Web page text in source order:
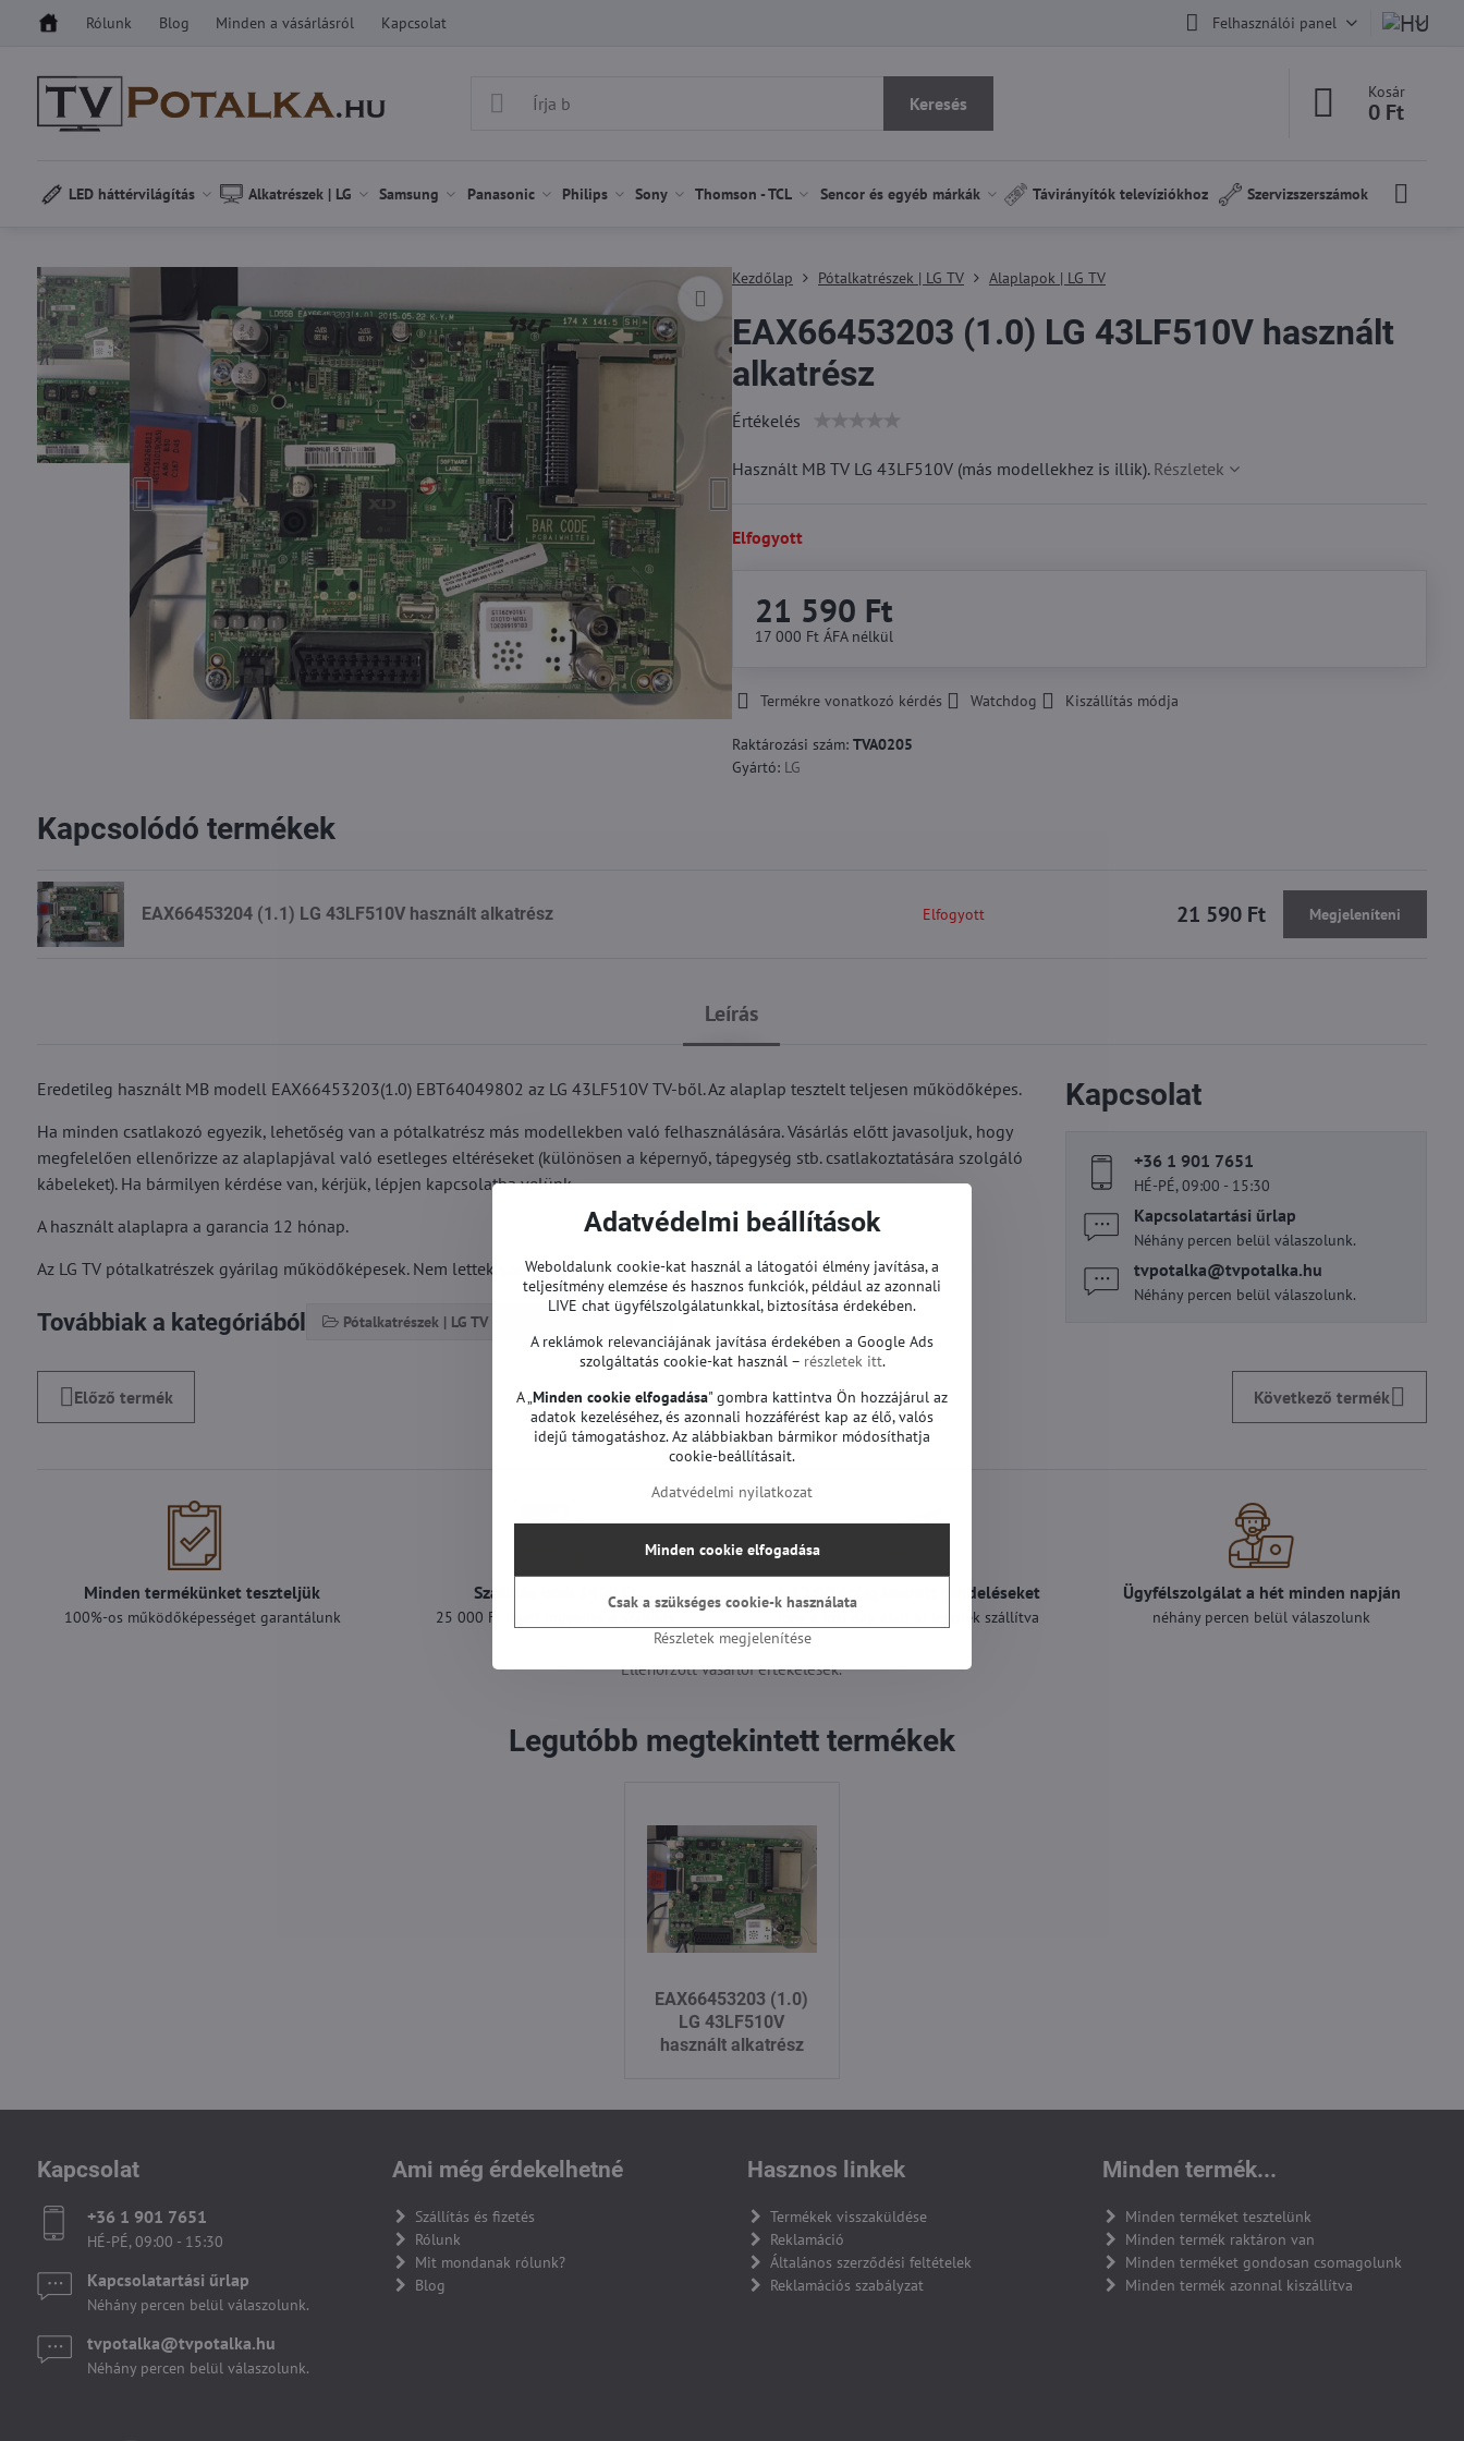
Rólunk Blog Minden a vásárlásról Kapcsolat Felhasználói panel
Keresés
Kosár
0 Ft
LED háttérvilágítás Alkatrészek | LG Samsung Panasonic Philips Sony Thomson - TCL Sencor és egyéb márkák Távirányítók televíziókhoz Szervizszerszámok
Kezdőlap Pótalkatrészek | LG TV Alaplapok | LG TV
EAX66453203 (1.0) LG 43LF510V használt
alkatrész
Értékelés
Használt MB TV LG 43LF510V (más modellekhez is illik). Részletek
Elfogyott
21 590 Ft
17 000 Ft ÁFA nélkül
Termékre vonatkozó kérdés Watchdog Kiszállítás módja
Raktározási szám: TVA0205
Gyártó: LG
Leírás
Eredetileg használt MB modell EAX66453203(1.0) EBT64049802 az LG 43LF510V TV-ből. Az alaplap tesztelt teljesen működőképes.
Ha minden csatlakozó egyezik, lehetőség van a pótalkatrész más modellekben való felhasználására. Vásárlás előtt javasoljuk, hogy
megfelelően ellenőrizze az alaplapjával való esetleges eltéréseket (különösen a képernyő, tápegység stb. csatlakoztatására szolgáló
kábeleket). Ha bármilyen kérdése van, kérjük, lépjen kapcsolatba velünk.
A használt alaplapra a garancia 12 hónap.
Az LG TV pótalkatrészek gyárilag működőképesek. Nem lettek szervizelve vagy javítva.
Továbbiak a kategóriából Pótalkatrészek | LG TV
Kapcsolat
+36 1 901 7651
HÉ-PÉ, 09:00 - 15:30
Kapcsolatartási űrlap
Néhány percen belül válaszolunk.
tvpotalka​@tvpotalka​.hu
Néhány percen belül válaszolunk.
Előző termék Következő termék
Kapcsolódó termékek
EAX66453204 (1.1) LG 43LF510V használt alkatrész Elfogyott 21 590 Ft Megjeleníteni
Minden termékünket teszteljük
100%-os működőképességet garantálunk
Szállítás csak 1490 Ft
25 000 Ft felett ingyenes a szállítás
A 12:00 óráig leadott rendeléseket
még a mai nap alatt ki lesznek szállítva
Ügyfélszolgálat a hét minden napján
néhány percen belül válaszolunk
Ellenőrzött vásárlói értékelések.
Legutóbb megtekintett termékek
EAX66453203 (1.0)
LG 43LF510V
használt alkatrész
Kapcsolat
+36 1 901 7651
HÉ-PÉ, 09:00 - 15:30
Kapcsolatartási űrlap
Néhány percen belül válaszolunk.
tvpotalka​@tvpotalka​.hu
Néhány percen belül válaszolunk.
Ami még érdekelhetné
Szállítás és fizetés
Rólunk
Mit mondanak rólunk?
Blog
Hasznos linkek
Termékek visszaküldése
Reklamáció
Általános szerződési feltételek
Reklamációs szabályzat
Minden termék...
Minden terméket tesztelünk
Minden termék raktáron van
Minden terméket gondosan csomagolunk
Minden termék azonnal kiszállítva
Adatvédelmi beállítások
Weboldalunk cookie-kat használ a látogatói élmény javítása, a
teljesítmény elemzése és hasznos funkciók, például az azonnali
LIVE chat ügyfélszolgálatunkkal, biztosítása érdekében.
A reklámok relevanciájának javítása érdekében a Google Ads
szolgáltatás cookie-kat használ – részletek itt.
A „ Minden cookie elfogadása" gombra kattintva Ön hozzájárul az
adatok kezeléséhez, és azonnali hozzáférést kap az élő, valós
idejű támogatáshoz. Az alábbiakban bármikor módosíthatja
cookie-beállításait.
Adatvédelmi nyilatkozat
Részletek megjelenítése
Minden cookie elfogadása
Csak a szükséges cookie-k használata